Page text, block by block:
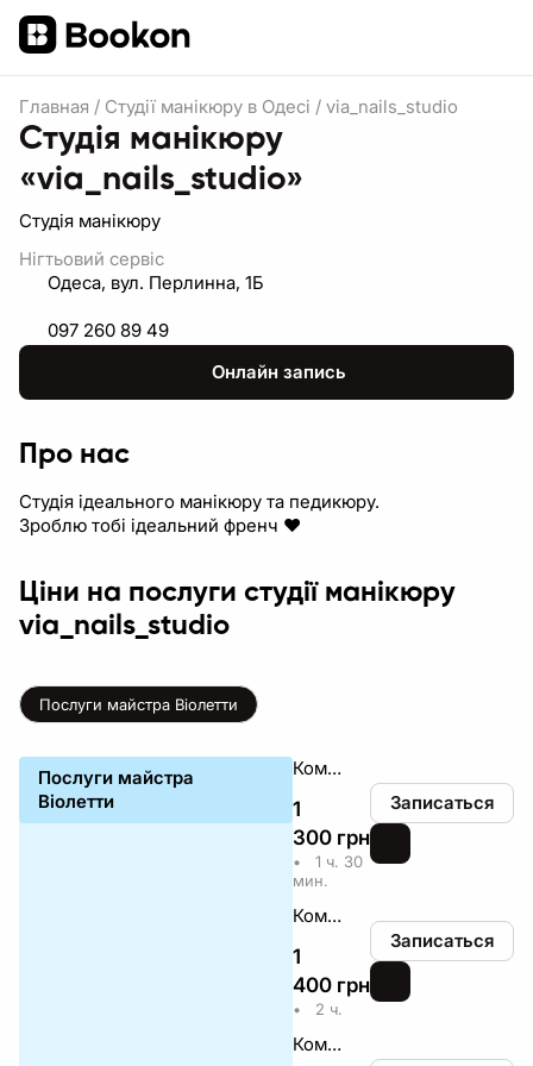
Главная / Студії манікюру в Одесі / via_nails_studio
Студія манікюру
«via_nails_studio»
Студія манікюру
Нігтьовий сервіс
Одеса, вул. Перлинна, 1Б
097 260 89 49
Онлайн запись
Про нас
Студія ідеального манікюру та педикюру.
Зроблю тобі ідеальний френч ❤️
Ціни на послуги студії манікюру
via_nails_studio
Послуги майстра Віолетти
Послуги майстра
Віолетти
Комплекс манікюр з покриттям та укріплення
1
300 грн₴
•
1 ч. 30
мин.
Записаться
Комплекс від 3 довжини (середня)
1
400 грн
• 2 ч.
Записаться
Комплекс від 5 довжини (довгі)